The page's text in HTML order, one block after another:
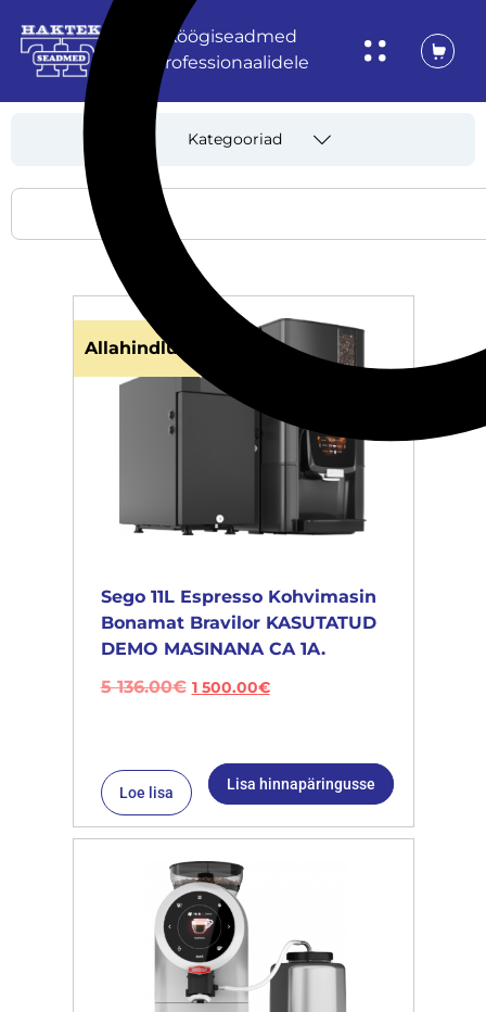
Köögiseadmed
professionaalidele
Kategooriad
Allahindlus!
Sego 11L Espresso Kohvimasin
Bonamat Bravilor KASUTATUD
DEMO MASINANA CA 1A.
5 136.00€ 1 500.00€
Loe lisa Lisa hinnapäringusse